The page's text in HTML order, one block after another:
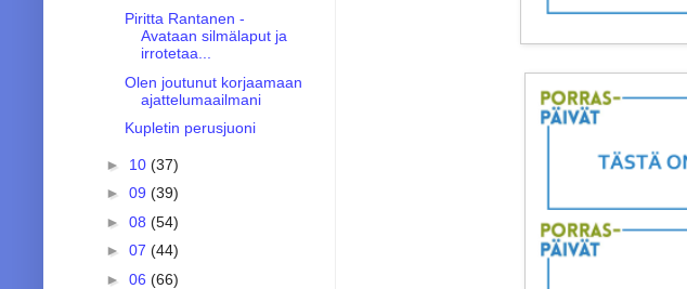
Piritta Rantanen -
Avataan silmälaput ja
irrotetaa...
Olen joutunut korjaamaan
ajattelumaailmani
Kupletin perusjuoni
► 10 (37)
► 09 (39)
► 08 (54)
► 07 (44)
► 06 (66)